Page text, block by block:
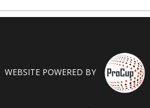
WEBSITE POWERED BY